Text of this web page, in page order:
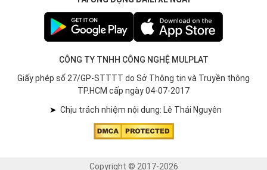
CÔNG TY TNHH CÔNG NGHỆ MULPLAT
Giấy phép số 27/GP-STTTT do Sở Thông tin và Truyền thông
TP.HCM cấp ngày 04-07-2017
➤ Chịu trách nhiệm nội dung: Lê Thái Nguyên
Copyright © 2017-2026